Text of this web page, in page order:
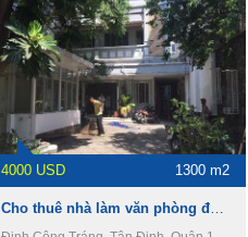
4000 USD 1300 m2